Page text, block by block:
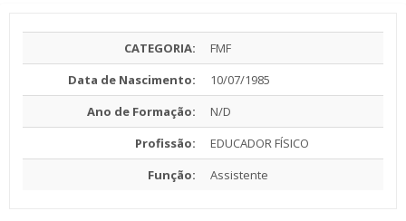
CATEGORIA:
FMF
Data de Nascimento:
10/07/1985
Ano de Formação:
N/D
Profissão:
EDUCADOR FÍSICO
Função:
Assistente